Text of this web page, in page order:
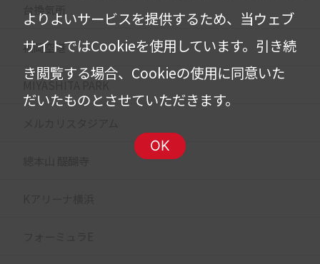
台換気所
福岡空港
MIYASHITA PARK
よりよいサービスを提供するため、当ウェブ
サイトではCookieを使用しています。 引き続
き閲覧する場合、Cookieの使用に同意いた
だいたものとさせていただきます。
OK